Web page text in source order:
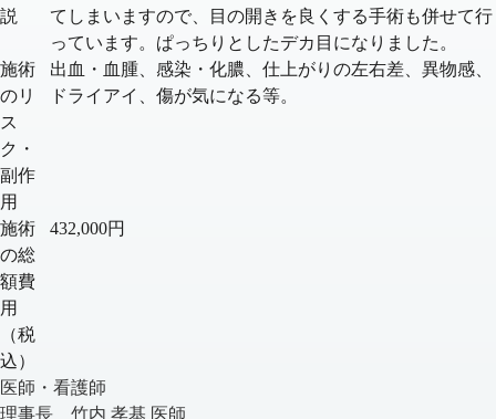
説
てしまいますので、目の開きを良くする手術も併せて行
っています。ぱっちりとしたデカ目になりました。
施術
のリ
ス
ク・
副作
用
出血・血腫、感染・化膿、仕上がりの左右差、異物感、
ドライアイ、傷が気になる等。
施術
の総
額費
用
（税
込）
432,000円
医師・看護師
理事長 竹内 孝基 医師